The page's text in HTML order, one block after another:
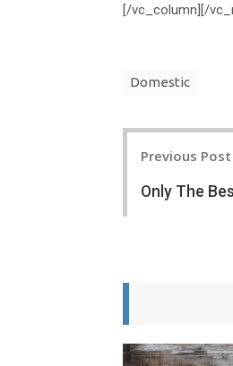
[/vc_column][/
Domestic
Previous Post
Only The